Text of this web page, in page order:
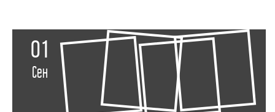
01
Сен